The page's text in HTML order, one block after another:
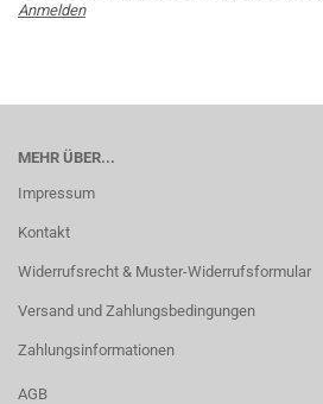
Anmelden
MEHR ÜBER...
Impressum
Kontakt
Widerrufsrecht & Muster-Widerrufsformular
Versand und Zahlungsbedingungen
Zahlungsinformationen
AGB